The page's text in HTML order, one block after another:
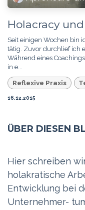
Holacracy
Seit einigen Wochen bin
tätig. Zuvor durchlief ich
Während eines
in e...
Reflexive Praxis
16.12.2015
ÜBER DIESEN
Hier schreiben
holakratische
Entwicklung bei
Unternehmer-